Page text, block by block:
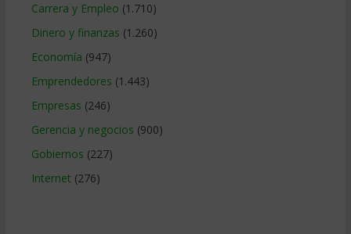
Carrera y Empleo (1.710)
Dinero y finanzas (1.260)
Economía (947)
Emprendedores (1.443)
Empresas (246)
Gerencia y negocios (900)
Gobiernos (227)
Internet (276)